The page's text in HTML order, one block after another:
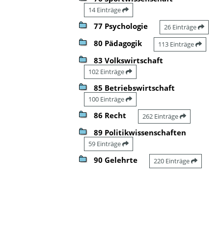
14 Einträge
77 Psychologie 26 Einträge
80 Pädagogik 113 Einträge
83 Volkswirtschaft
102 Einträge
85 Betriebswirtschaft
100 Einträge
86 Recht 262 Einträge
89 Politikwissenschaften
59 Einträge
90 Gelehrte 220 Einträge